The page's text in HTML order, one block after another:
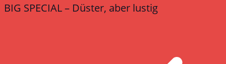
BIG SPECIAL – Düster, aber lustig